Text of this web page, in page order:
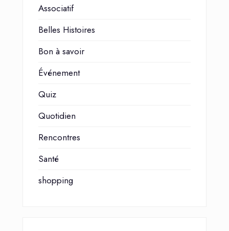
Associatif
Belles Histoires
Bon à savoir
Événement
Quiz
Quotidien
Rencontres
Santé
shopping